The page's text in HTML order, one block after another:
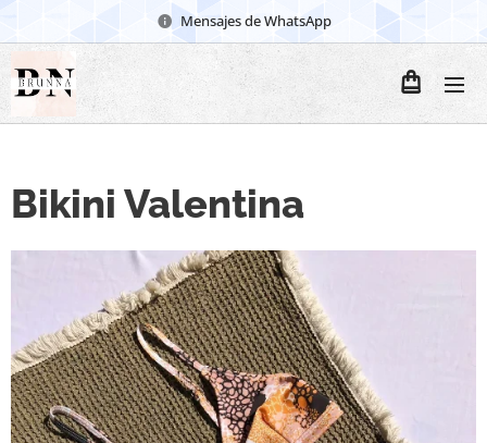
Mensajes de WhatsApp
Bikini Valentina